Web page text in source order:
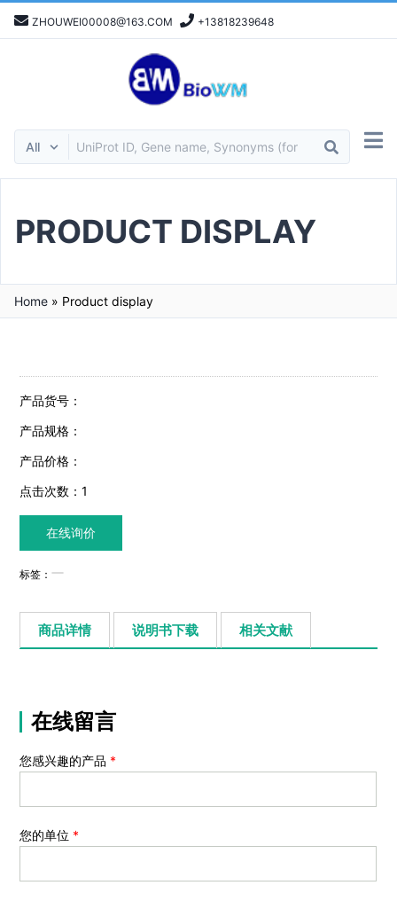
ZHOUWEI00008@163.COM +13818239648
PRODUCT DISPLAY
Home » Product display
产品货号：
产品规格：
产品价格：
点击次数：1
在线询价
标签：
商品详情 说明书下载 相关文献
在线留言
您感兴趣的产品 *
您的单位 *